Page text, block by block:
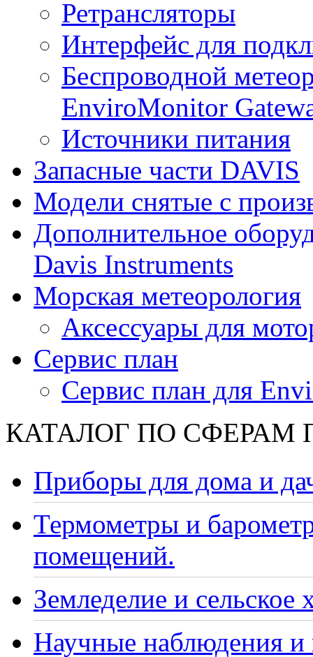
Ретрансляторы
Интерфейс для
Беспроводной
EnviroMonitor
Источники питания
Запасные части DAVIS
Модели снятые с
Дополнительное
Davis Instruments
Морская метеорология
Аксессуары для
Сервис план
Сервис план для
КАТАЛОГ ПО СФЕРАМ
Приборы для дома и
Термометры и
помещений.
Земледелие и сельское
Научные наблюдения и